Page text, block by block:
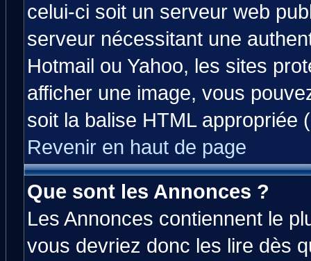
celui-ci soit un serveur web
serveur nécessitant une
Hotmail ou Yahoo, les sites
afficher une image, vous
soit la balise HTML appropriée
Revenir en haut de page
Que sont les Annonces ?
Les Annonces contiennent le
vous devriez donc les lire dès